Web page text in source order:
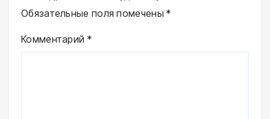
Обязательные поля помечены*
Комментарий *